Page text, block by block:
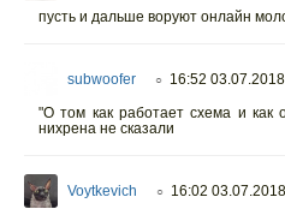
пусть и дальше воруют онлайн
subwoofer ○ 16:52 03.07.2018
"О том как работает схема и как
нихрена не сказали
Voytkevich ○ 16:02 03.07.2018